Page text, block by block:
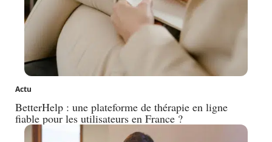
Actu
BetterHelp : une plateforme de thérapie en ligne
fiable pour les utilisateurs en France ?